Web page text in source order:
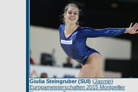
Giulia Steingruber (SUI) (Jasmin)
Europameisterschaften 2015 Montpellier